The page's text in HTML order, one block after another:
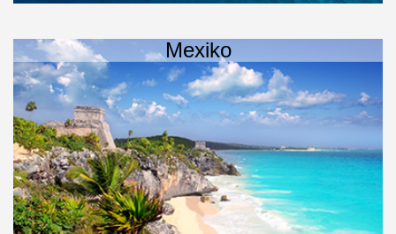
Mexiko